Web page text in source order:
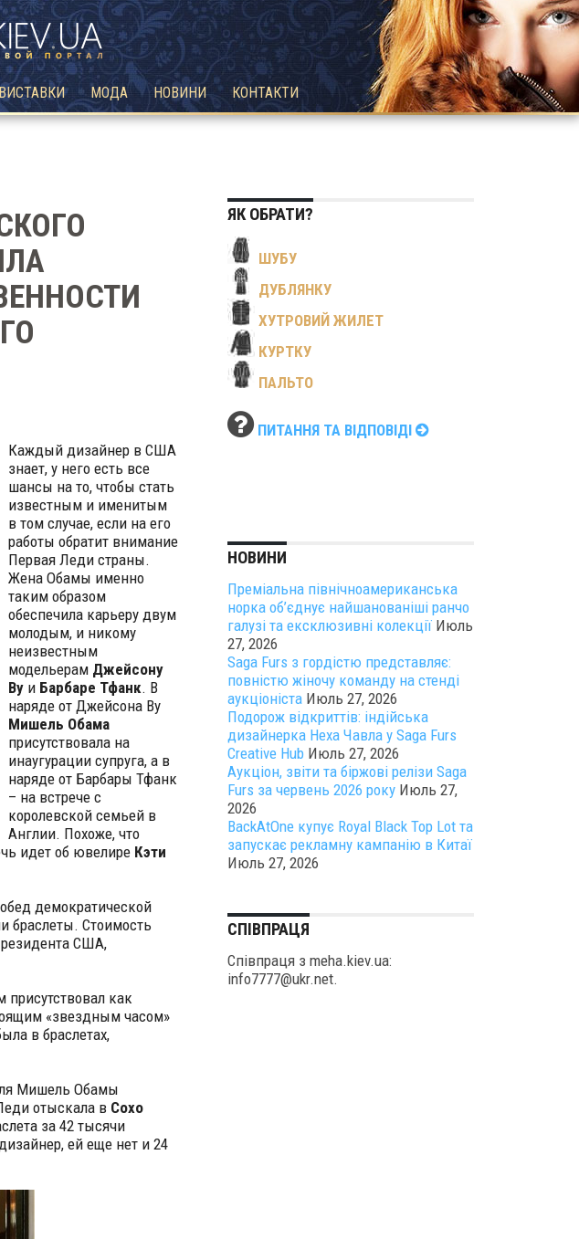
ВИСТАВКИ МОДА НОВИНИ КОНТАКТИ
Каждый дизайнер в США
знает, у него есть все
шансы на то, чтобы стать
известным и именитым
в том случае, если на его
работы обратит внимание
Первая Леди страны.
Жена Обамы именно
таким образом
обеспечила карьеру двум
молодым, и никому
неизвестным
модельерам Джейсону
Вуи Барбаре Тфанк. В
наряде от Джейсона Ву
Мишель Обама
присутствовала на
инаугурации супруга, а в
наряде от Барбары Тфанк
– на встрече с
королевской семьей в
Англии. Похоже, что
идет об ювелире Кэти
демократической
браслеты. Стоимость
США,
присутствовал как
«звездным часом»
в браслетах,
Мишель Обамы
отыскала в Сохо
за 42 тысячи
ей еще нет и 24
ЯК ОБРАТИ?
ШУБУ
ДУБЛЯНКУ
ХУТРОВИЙ ЖИЛЕТ
КУРТКУ
ПАЛЬТО
ПИТАННЯ ТА ВІДПОВІДІ
НОВИНИ
Преміальна північноамериканська
норка об’єднує найшанованіші ранчо
галузі та ексклюзивні колекції Июль
27, 2026
Saga Furs з гордістю представляє:
повністю жіночу команду на стенді
аукціоніста Июль 27, 2026
Подорож відкриттів: індійська
дизайнерка Неха Чавла у Saga Furs
Creative Hub Июль 27, 2026
Аукціон, звіти та біржові релізи Saga
Furs за червень 2026 року Июль 27,
2026
BackAtOne купує Royal Black Top Lot та
запускає рекламну кампанію в Китаї
Июль 27, 2026
СПІВПРАЦЯ
Співпраця з meha.kiev.ua:
info7777@ukr.net.